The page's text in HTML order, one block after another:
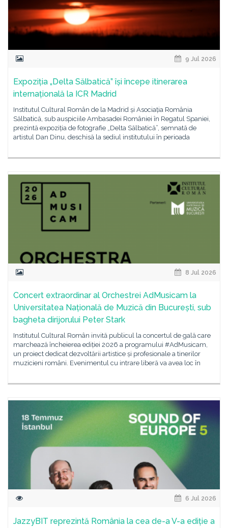
9 Jul 2026
Expoziția „Delta Sălbatică” își începe itinerarea
internațională la ICR Madrid
Institutul Cultural Român de la Madrid și Asociația România
Sălbatică, sub auspiciile Ambasadei României în Regatul Spaniei,
prezintă expoziția de fotografie „Delta Sălbatică”, semnată de
artistul Dan Dinu, deschisă la sediul institutului în perioada
8 Jul 2026
Concert extraordinar al Orchestrei AdMusicam la
Universitatea Națională de Muzică din București, sub
bagheta dirijorului Peter Stark
Institutul Cultural Român invită publicul la concertul de gală care
marchează încheierea ediției 2026 a programului #AdMusicam,
un proiect dedicat dezvoltării artistice și profesionale a tinerilor
muzicieni români. Evenimentul cu intrare liberă va avea loc în
6 Jul 2026
JazzyBIT reprezintă România la cea de-a V-a ediție a